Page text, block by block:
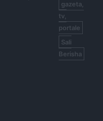
gazeta,
tv,
portale
Sali
Berisha